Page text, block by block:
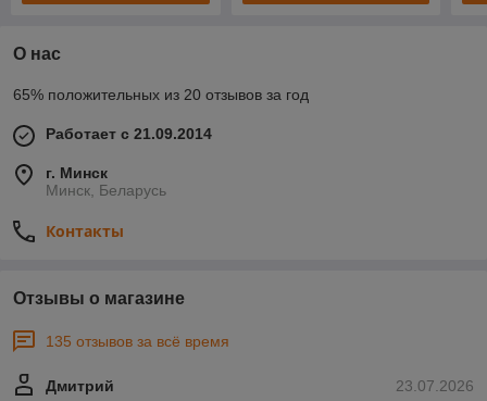
О нас
65% положительных из 20 отзывов за год
Работает с 21.09.2014
г. Минск
Минск, Беларусь
Контакты
Отзывы о магазине
135 отзывов за всё время
23.07.2026
Дмитрий